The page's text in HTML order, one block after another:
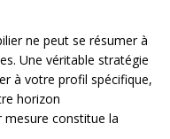
ne peut se résumer à
Une véritable stratégie
à votre profil spécifique,
horizon
mesure constitue la